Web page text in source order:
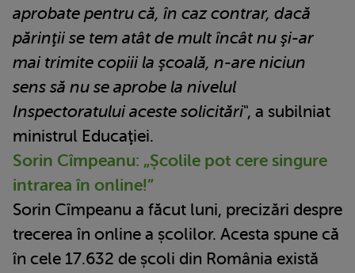
aprobate pentru că, în caz contrar, dacă
părinţii se tem atât de mult încât nu şi-ar
mai trimite copiii la şcoală, n-are niciun
sens să nu se aprobe la nivelul
Inspectoratului aceste solicitări", a subilniat
ministrul Educaţiei.
Sorin Cîmpeanu: „Școlile pot cere singure
intrarea în online!”
Sorin Cîmpeanu a făcut luni, precizări despre
trecerea în online a școlilor. Acesta spune că
în cele 17.632 de școli din România există